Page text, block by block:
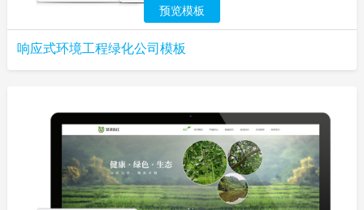
预览模板
响应式环境工程绿化公司模板